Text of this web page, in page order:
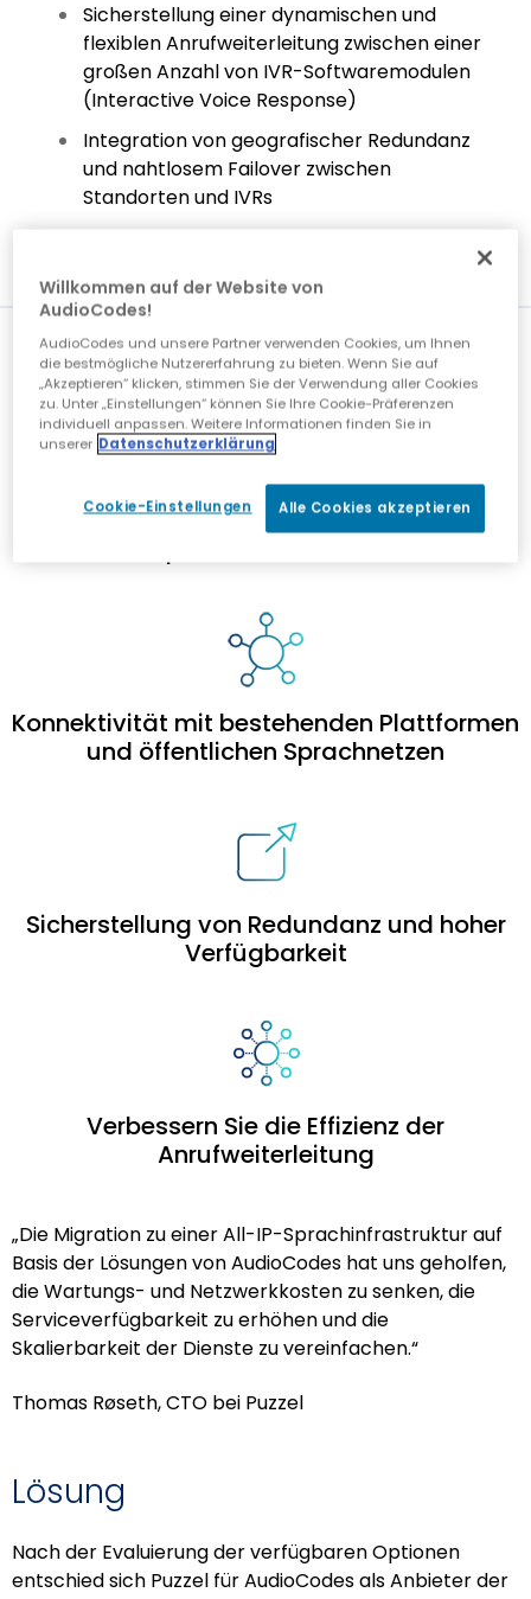
Sicherstellung einer dynamischen und
flexiblen Anrufweiterleitung zwischen einer
großen Anzahl von IVR-Softwaremodulen
(Interactive Voice Response)
Integration von geografischer Redundanz
und nahtlosem Failover zwischen
Standorten und IVRs
Herausforderungen
Reibungslose Migration zur IP-basierten
Konnektivität mit bestehenden Plattformen
und öffentlichen Sprachnetzen
Sicherstellung von Redundanz und hoher
Verfügbarkeit
Verbessern Sie die Effizienz der
Anrufweiterleitung
„Die Migration zu einer All-IP-Sprachinfrastruktur auf
Basis der Lösungen von AudioCodes hat uns geholfen,
die Wartungs- und Netzwerkkosten zu senken, die
Serviceverfügbarkeit zu erhöhen und die
Skalierbarkeit der Dienste zu vereinfachen.“
Thomas Røseth, CTO bei Puzzel
Lösung
Nach der Evaluierung der verfügbaren Optionen
entschied sich Puzzel für AudioCodes als Anbieter der
Willkommen auf der Website von
AudioCodes!
AudioCodes und unsere Partner verwenden Cookies, um Ihnen
die bestmögliche Nutzererfahrung zu bieten. Wenn Sie auf
„Akzeptieren“ klicken, stimmen Sie der Verwendung aller Cookies
zu. Unter „Einstellungen“ können Sie Ihre Cookie-Präferenzen
individuell anpassen. Weitere Informationen finden Sie in
unserer Datenschutzerklärung
Cookie-Einstellungen Alle Cookies akzeptieren